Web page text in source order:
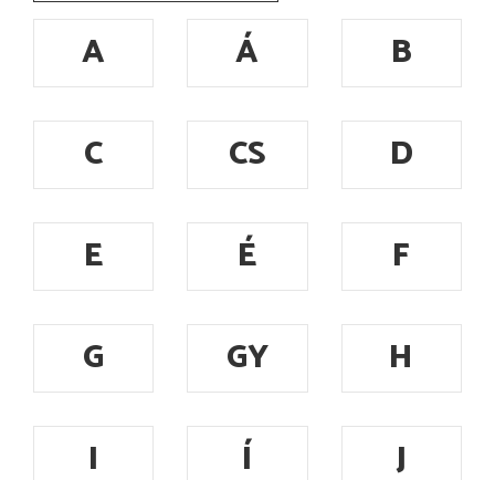
A Á
B
C
CS
D
E
É
F
G
GY
H
I
Í J